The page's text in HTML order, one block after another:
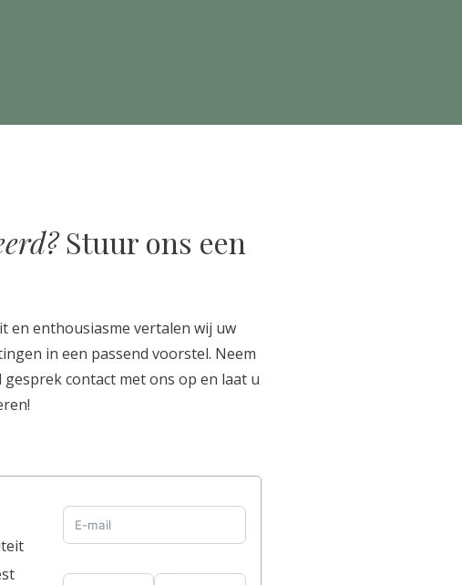
Stuur ons een
en enthousiasme vertalen wij uw
in een passend voorstel. Neem
contact met ons op en laat u